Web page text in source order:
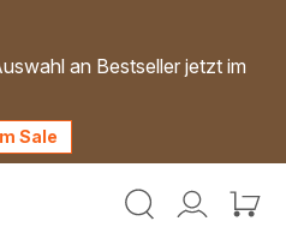
an Bestseller jetzt im
Sale
Mein
Mein